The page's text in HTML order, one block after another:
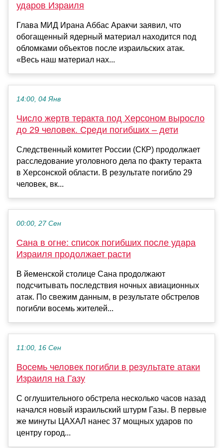
ударов Израиля
Глава МИД Ирана Аббас Аракчи заявил, что
обогащенный ядерный материал находится под
обломками объектов после израильских атак.
«Весь наш материал нах...
14:00, 04 Янв
Число жертв теракта под Херсоном выросло
до 29 человек. Среди погибших – дети
Следственный комитет России (СКР) продолжает
расследование уголовного дела по факту теракта
в Херсонской области. В результате погибло 29
человек, вк...
00:00, 27 Сен
Сана в огне: список погибших после удара
Израиля продолжает расти
В йеменской столице Сана продолжают
подсчитывать последствия ночных авиационных
атак. По свежим данным, в результате обстрелов
погибли восемь жителей...
11:00, 16 Сен
Восемь человек погибли в результате атаки
Израиля на Газу
С оглушительного обстрела несколько часов назад
начался новый израильский штурм Газы. В первые
же минуты ЦАХАЛ нанес 37 мощных ударов по
центру город...